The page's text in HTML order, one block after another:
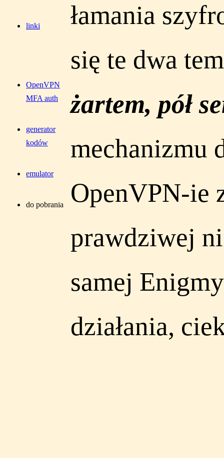
linki
OpenVPN
MFA auth
generator
kodów
emulator
do pobrania
łamania
się te dwa
żartem, pół
mechanizmu
OpenVPN-ie
prawdziwej
samej
działania,